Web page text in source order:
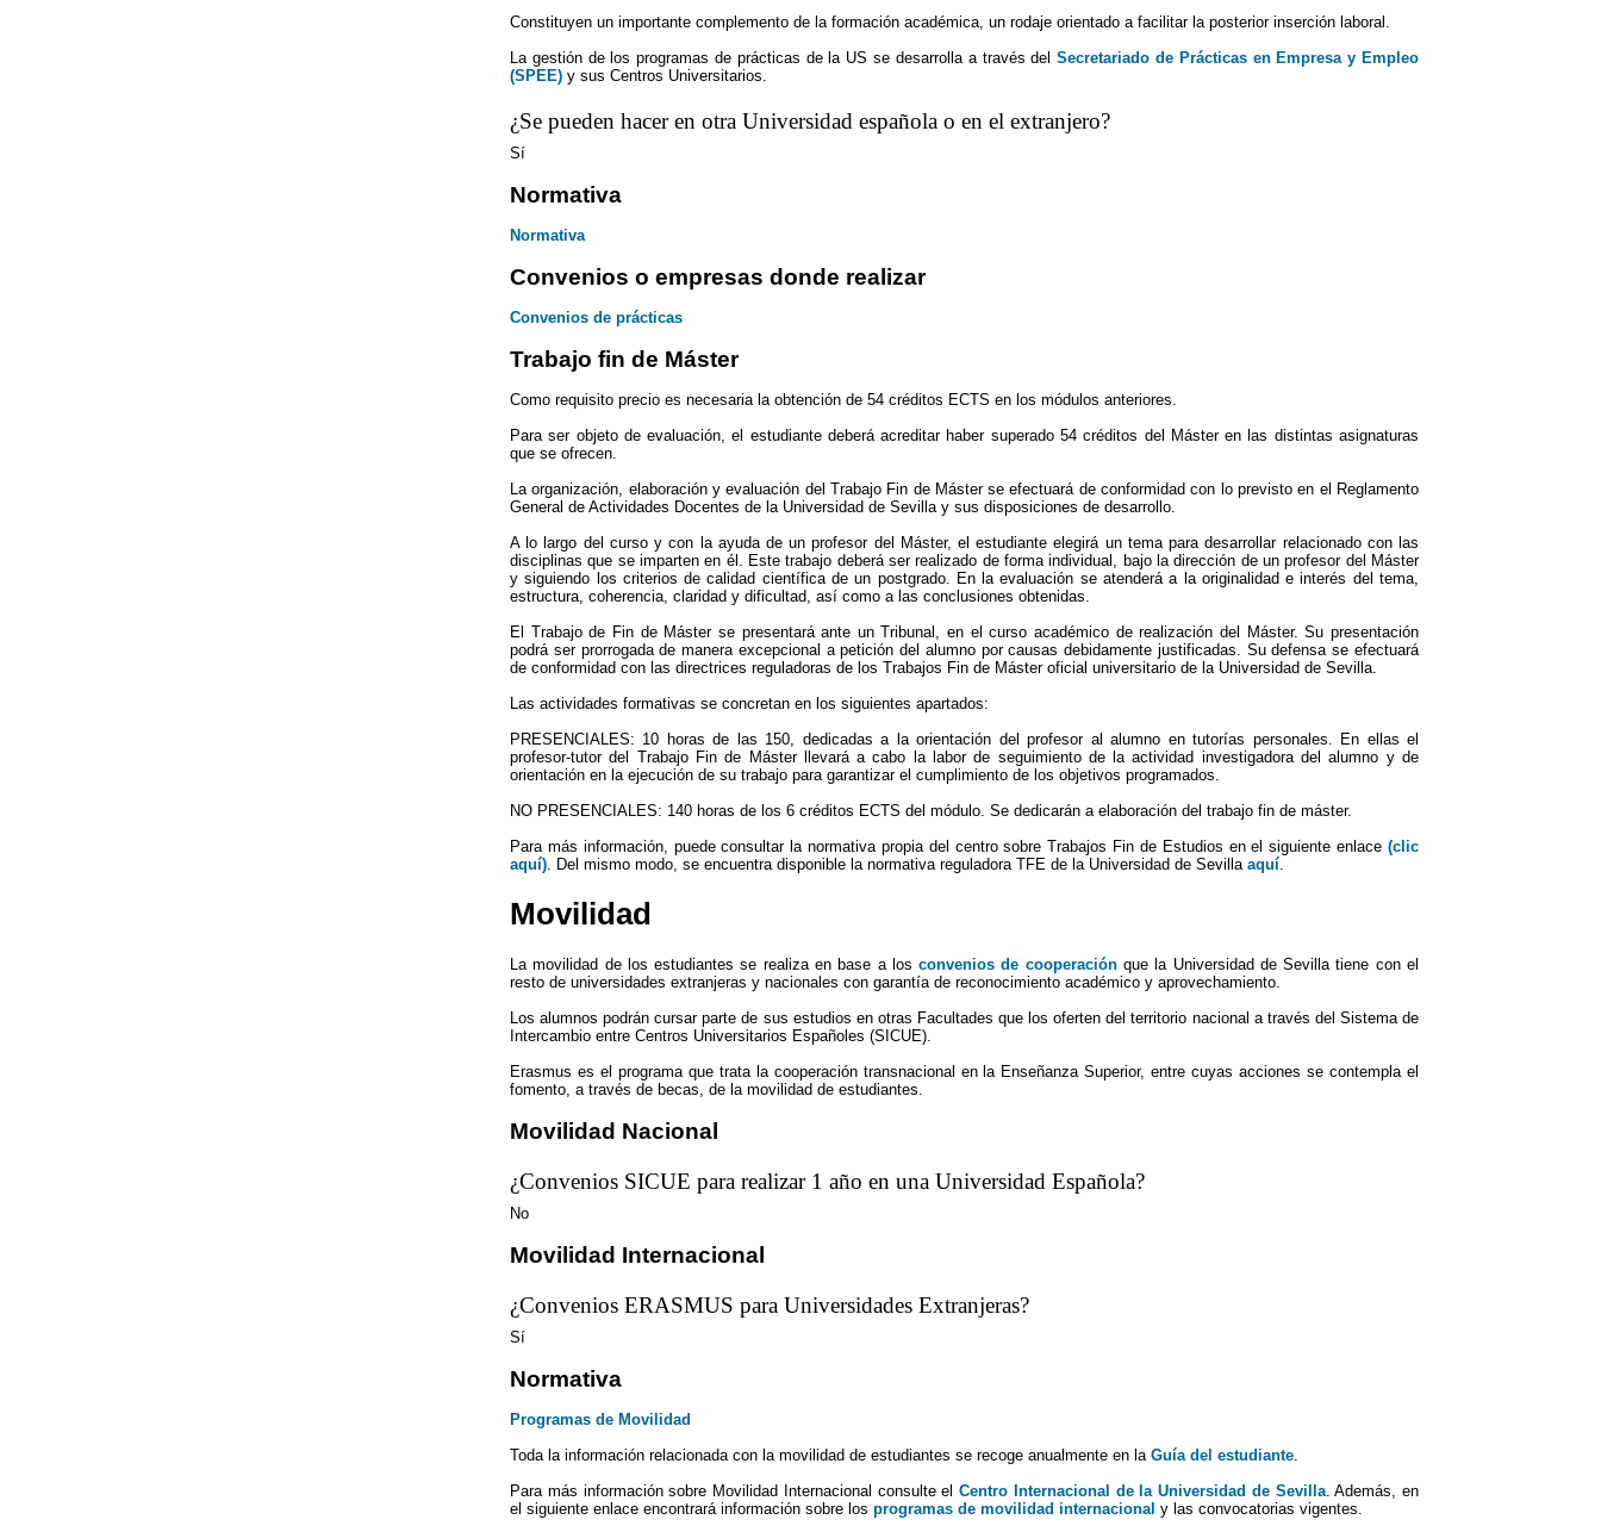
Constituyen un importante complemento de la formación académica, un rodaje orientado a facilitar la posterior inserción laboral.
La gestión de los programas de prácticas de la US se desarrolla a través delSecretariado de Prácticas en Empresa y Empleo
(SPEE) y sus Centros Universitarios.
¿Se pueden hacer en otra Universidad española o en el extranjero?
Sí
Normativa
Normativa
Convenios o empresas donde realizar
Convenios de prácticas
Trabajo fin de Máster
Como requisito precio es necesaria la obtención de 54 créditos ECTS en los módulos anteriores.
Para ser objeto de evaluación, el estudiante deberá acreditar haber superado 54 créditos del Máster en las distintas asignaturas
que se ofrecen.
La organización, elaboración y evaluación del Trabajo Fin de Máster se efectuará de conformidad con lo previsto en el Reglamento
General de Actividades Docentes de la Universidad de Sevilla y sus disposiciones de desarrollo.
A lo largo del curso y con la ayuda de un profesor del Máster, el estudiante elegirá un tema para desarrollar relacionado con las
disciplinas que se imparten en él. Este trabajo deberá ser realizado de forma individual, bajo la dirección de un profesor del Máster
y siguiendo los criterios de calidad científica de un postgrado. En la evaluación se atenderá a la originalidad e interés del tema,
estructura, coherencia, claridad y dificultad, así como a las conclusiones obtenidas.
El Trabajo de Fin de Máster se presentará ante un Tribunal, en el curso académico de realización del Máster. Su presentación
podrá ser prorrogada de manera excepcional a petición del alumno por causas debidamente justificadas. Su defensa se efectuará
de conformidad con las directrices reguladoras de los Trabajos Fin de Máster oficial universitario de la Universidad de Sevilla.
Las actividades formativas se concretan en los siguientes apartados:
PRESENCIALES: 10 horas de las 150, dedicadas a la orientación del profesor al alumno en tutorías personales. En ellas el
profesor-tutor del Trabajo Fin de Máster llevará a cabo la labor de seguimiento de la actividad investigadora del alumno y de
orientación en la ejecución de su trabajo para garantizar el cumplimiento de los objetivos programados.
NO PRESENCIALES: 140 horas de los 6 créditos ECTS del módulo. Se dedicarán a elaboración del trabajo fin de máster.
Para más información, puede consultar la normativa propia del centro sobre Trabajos Fin de Estudios en el siguiente enlace (clic
aquí). Del mismo modo, se encuentra disponible la normativa reguladora TFE de la Universidad de Sevilla aquí.
Movilidad
La movilidad de los estudiantes se realiza en base a losconvenios de cooperaciónque la Universidad de Sevilla tiene con el
resto de universidades extranjeras y nacionales con garantía de reconocimiento académico y aprovechamiento.
Los alumnos podrán cursar parte de sus estudios en otras Facultades que los oferten del territorio nacional a través del Sistema de
Intercambio entre Centros Universitarios Españoles (SICUE).
Erasmus es el programa que trata la cooperación transnacional en la Enseñanza Superior, entre cuyas acciones se contempla el
fomento, a través de becas, de la movilidad de estudiantes.
Movilidad Nacional
¿Convenios SICUE para realizar 1 año en una Universidad Española?
No
Movilidad Internacional
¿Convenios ERASMUS para Universidades Extranjeras?
Sí
Normativa
Programas de Movilidad
Toda la información relacionada con la movilidad de estudiantes se recoge anualmente en la Guía del estudiante.
Para más información sobre Movilidad Internacional consulte el Centro Internacional de la Universidad de Sevilla. Además, en
el siguiente enlace encontrará información sobre los programas de movilidad internacional y las convocatorias vigentes.